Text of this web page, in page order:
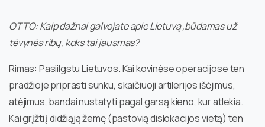
OTTO: Kaip dažnai galvojate apie Lietuvą ,būdamas už
tėvynės ribų, koks tai jausmas?
Rimas: Pasiilgstu Lietuvos. Kai kovinėse operacijose ten
pradžioje priprasti sunku, skaičiuoji artilerijos išėjimus,
atėjimus, bandai nustatyti pagal garsą kieno, kur atlekia.
Kai grįžti į didžiąją žemę (pastovią dislokacijos vietą) ten